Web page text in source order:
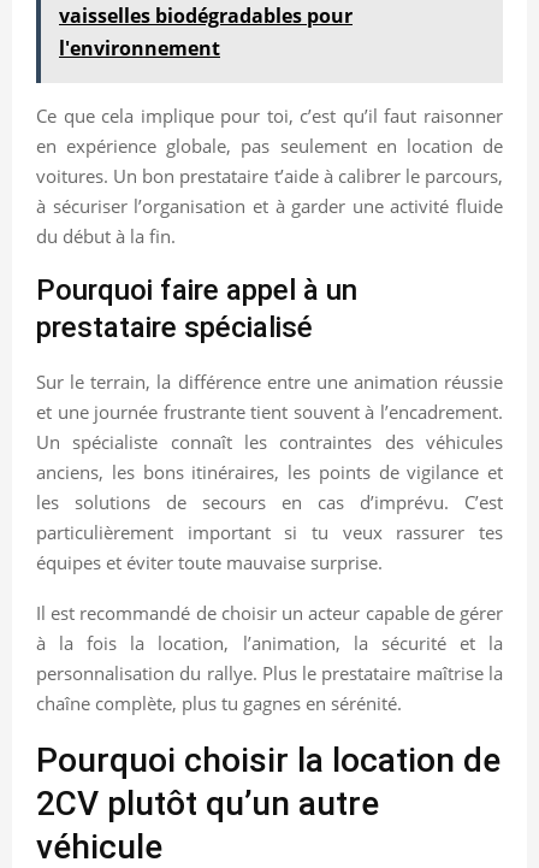
vaisselles biodégradables pour
l'environnement
Ce que cela implique pour toi, c’est qu’il faut raisonner
en expérience globale, pas seulement en location de
voitures. Un bon prestataire t’aide à calibrer le parcours,
à sécuriser l’organisation et à garder une activité fluide
du début à la fin.
Pourquoi faire appel à un
prestataire spécialisé
Sur le terrain, la différence entre une animation réussie
et une journée frustrante tient souvent à l’encadrement.
Un spécialiste connaît les contraintes des véhicules
anciens, les bons itinéraires, les points de vigilance et
les solutions de secours en cas d’imprévu. C’est
particulièrement important si tu veux rassurer tes
équipes et éviter toute mauvaise surprise.
Il est recommandé de choisir un acteur capable de gérer
à la fois la location, l’animation, la sécurité et la
personnalisation du rallye. Plus le prestataire maîtrise la
chaîne complète, plus tu gagnes en sérénité.
Pourquoi choisir la location de
2CV plutôt qu’un autre
véhicule